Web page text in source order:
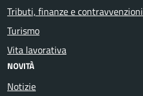
Tributi, finanze e contravvenzioni
Turismo
Vita lavorativa
NOVITÀ
Notizie